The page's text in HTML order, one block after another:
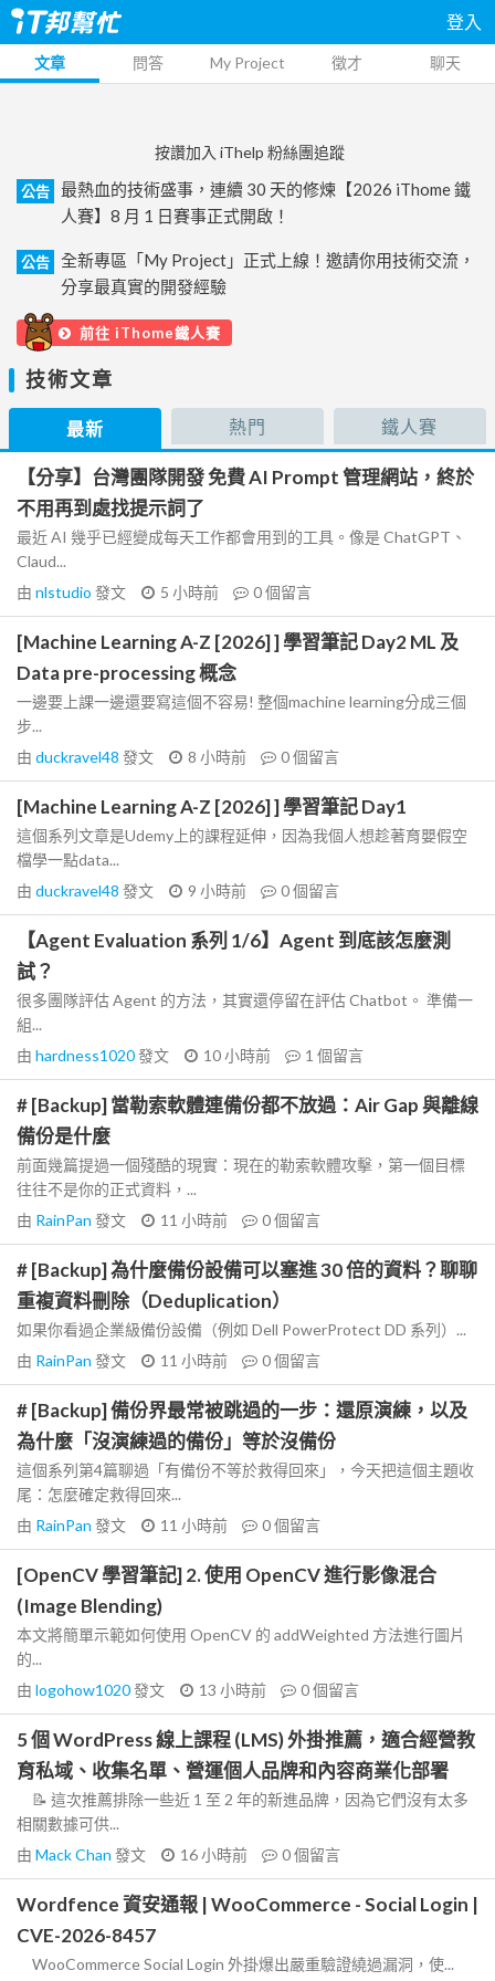
登入
文章 問答 My Project 徵才 聊天
按讚加入 iThelp 粉絲團追蹤
公告
最熱血的技術盛事，連續 30 天的修煉【2026 iThome 鐵
人賽】8 月 1 日賽事正式開啟！
公告
全新專區「My Project」正式上線！邀請你用技術交流，
分享最真實的開發經驗
前往 iThome鐵人賽
技術文章
最新 熱門 鐵人賽
【分享】台灣團隊開發 免費 AI Prompt 管理網站，終於
不用再到處找提示詞了
最近 AI 幾乎已經變成每天工作都會用到的工具。像是 ChatGPT、
Claud...
由 nlstudio 發文 5 小時前 0個留言
[Machine Learning A-Z [2026] ] 學習筆記 Day2 ML 及
Data pre-processing 概念
一邊要上課一邊還要寫這個不容易! 整個machine learning分成三個
步...
由 duckravel48 發文 8 小時前 0個留言
[Machine Learning A-Z [2026] ] 學習筆記 Day1
這個系列文章是Udemy上的課程延伸，因為我個人想趁著育嬰假空
檔學一點data...
由 duckravel48 發文 9 小時前 0個留言
【Agent Evaluation 系列 1/6】Agent 到底該怎麼測
試？
很多團隊評估 Agent 的方法，其實還停留在評估 Chatbot。 準備一
組...
由 hardness1020發文 10 小時前 1 個留言
# [Backup] 當勒索軟體連備份都不放過：Air Gap 與離線
備份是什麼
前面幾篇提過一個殘酷的現實：現在的勒索軟體攻擊，第一個目標
往往不是你的正式資料，...
由 RainPan 發文 11 小時前 0個留言
# [Backup] 為什麼備份設備可以塞進 30 倍的資料？聊聊
重複資料刪除（Deduplication）
如果你看過企業級備份設備（例如 Dell PowerProtect DD 系列）...
由 RainPan 發文 11 小時前 0個留言
# [Backup] 備份界最常被跳過的一步：還原演練，以及
為什麼「沒演練過的備份」等於沒備份
這個系列第4篇聊過「有備份不等於救得回來」，今天把這個主題收
尾：怎麼確定救得回來...
由 RainPan 發文 11 小時前 0個留言
[OpenCV 學習筆記] 2. 使用 OpenCV 進行影像混合
(Image Blending)
本文將簡單示範如何使用 OpenCV 的 addWeighted 方法進行圖片
的...
由 logohow1020發文 13 小時前 0個留言
5 個 WordPress 線上課程 (LMS) 外掛推薦，適合經營教
育私域、收集名單、營運個人品牌和內容商業化部署
📝 這次推薦排除一些近 1 至 2 年的新進品牌，因為它們沒有太多
相關數據可供...
由 Mack Chan 發文 16 小時前 0個留言
Wordfence 資安通報 | WooCommerce - Social Login |
CVE-2026-8457
WooCommerce Social Login 外掛爆出嚴重驗證繞過漏洞，使...